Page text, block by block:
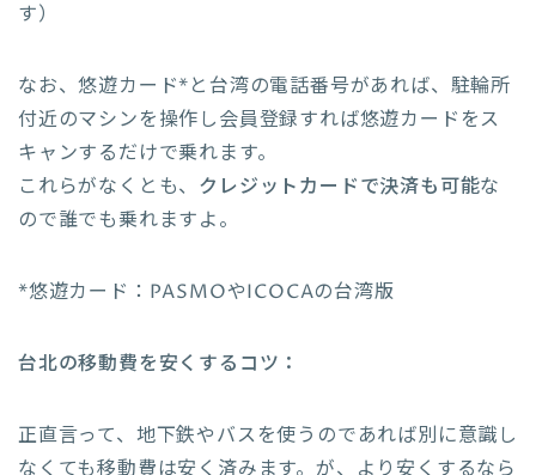
す）
なお、悠遊カード*と台湾の電話番号があれば、駐輪所
付近のマシンを操作し会員登録すれば悠遊カードをス
キャンするだけで乗れます。
これらがなくとも、 クレジットカードで決済も可能な
ので誰でも乗れますよ。
*悠遊カード：PASMOやICOCAの台湾版
台北の移動費を安くするコツ：
正直言って、地下鉄やバスを使うのであれば別に意識し
なくても移動費は安く済みます。が、より安くするなら